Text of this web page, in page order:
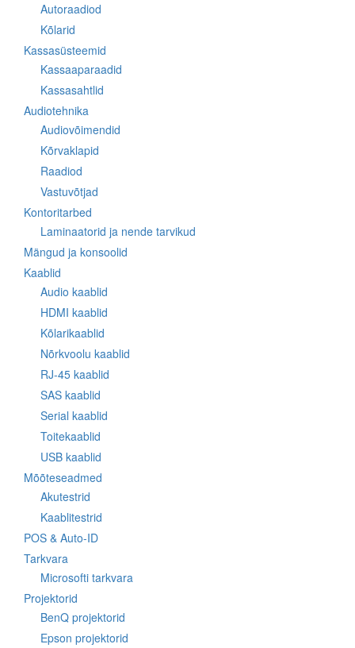
Autoraadiod
Kõlarid
Kassasüsteemid
Kassaaparaadid
Kassasahtlid
Audiotehnika
Audiovõimendid
Kõrvaklapid
Raadiod
Vastuvõtjad
Kontoritarbed
Laminaatorid ja nende tarvikud
Mängud ja konsoolid
Kaablid
Audio kaablid
HDMI kaablid
Kõlarikaablid
Nõrkvoolu kaablid
RJ-45 kaablid
SAS kaablid
Serial kaablid
Toitekaablid
USB kaablid
Mõõteseadmed
Akutestrid
Kaablitestrid
POS & Auto-ID
Tarkvara
Microsofti tarkvara
Projektorid
BenQ projektorid
Epson projektorid